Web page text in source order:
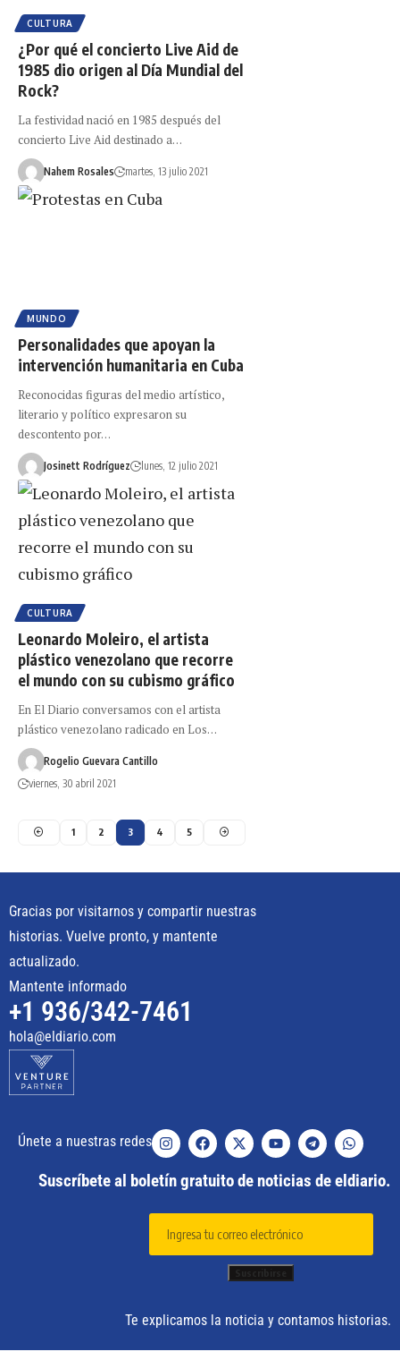
CULTURA
¿Por qué el concierto Live Aid de
1985 dio origen al Día Mundial del
Rock?
La festividad nació en 1985 después del
concierto Live Aid destinado a…
Nahem Rosales martes, 13 julio 2021
MUNDO
Personalidades que apoyan la
intervención humanitaria en Cuba
Reconocidas figuras del medio artístico,
literario y político expresaron su
descontento por…
Josinett Rodríguez lunes, 12 julio 2021
CULTURA
Leonardo Moleiro, el artista
plástico venezolano que recorre
el mundo con su cubismo gráfico
En El Diario conversamos con el artista
plástico venezolano radicado en Los…
Rogelio Guevara Cantillo
viernes, 30 abril 2021
1 2 3 4 5
Gracias por visitarnos y compartir nuestras
historias. Vuelve pronto, y mantente
actualizado.
Mantente informado
+1 936/342-7461
hola@eldiario.com
Únete a nuestras redes
Suscríbete al boletín gratuito de noticias de eldiario.
Te explicamos la noticia y contamos historias.